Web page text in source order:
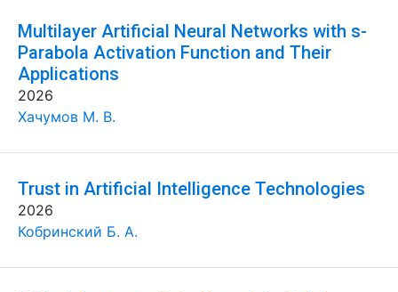
Multilayer Artificial Neural Networks with s-
Parabola Activation Function and Their
Applications
2026
Хачумов М. В.
Trust in Artificial Intelligence Technologies
2026
Кобринский Б. А.